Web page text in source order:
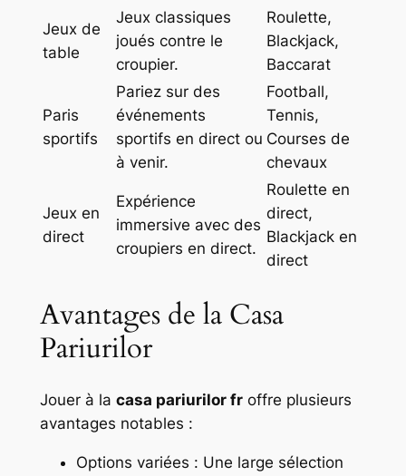
Jeux de
table
Jeux classiques
joués contre le
croupier.
Roulette,
Blackjack,
Baccarat
Paris
sportifs
Pariez sur des
événements
sportifs en direct ou
à venir.
Football,
Tennis,
Courses de
chevaux
Jeux en
direct
Expérience
immersive avec des
croupiers en direct.
Roulette en
direct,
Blackjack en
direct
Avantages de la Casa
Pariurilor
Jouer à la casa pariurilor froffre plusieurs
avantages notables :
Options variées : Une large sélection